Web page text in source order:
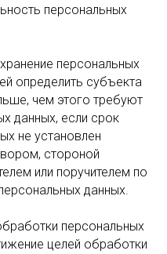
персональных
персональных
определить субъекта
чем этого требуют
данных, если срок
не установлен
стороной
или поручителем по
данных.
персональных
целей обработки